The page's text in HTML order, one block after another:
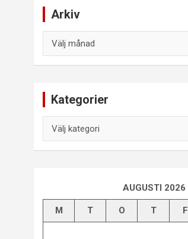
Arkiv
Kategorier
AUGUSTI 2026
M T O T F